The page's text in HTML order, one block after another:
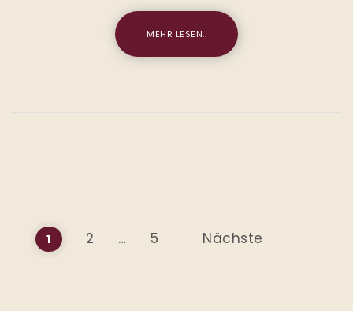
MEHR LESEN..
Seitennummerierung
1 2 … 5 Nächste